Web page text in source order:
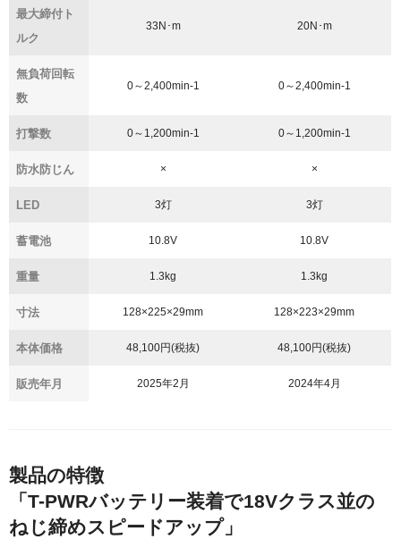
最大締付ト
ルク
33N･m 20N･m
無負荷回転
数
0～2,400min-1 0～2,400min-1
打撃数 0～1,200min-1 0～1,200min-1
防水防じん × ×
LED 3灯 3灯
蓄電池 10.8V 10.8V
重量 1.3kg 1.3kg
寸法 128×225×29mm 128×223×29mm
本体価格 48,100円(税抜) 48,100円(税抜)
販売年月 2025年2月 2024年4月
製品の特徴
「T-PWRバッテリー装着で18Vクラス並の
ねじ締めスピードアップ」